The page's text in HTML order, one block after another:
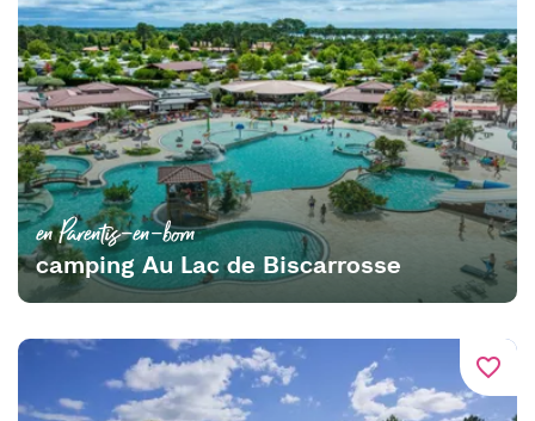
en Parentis-en-born
camping Au Lac de Biscarrosse
favorite_border